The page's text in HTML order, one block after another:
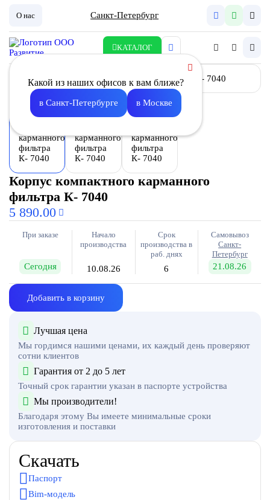
О нас Санкт-Петербург
КАТАЛОГ
Какой из наших офисов к вам ближе?
в Санкт-Петербурге в Москве
Корпус компактного карманного
фильтра К- 7040
5 890.00
При заказе
Сегодня
Начало
производства
10.08.26
Срок
производства в
раб. днях
6
Самовывоз
Санкт-
Петербург
21.08.26
Добавить в корзину
Лучшая цена
Мы гордимся нашими ценами, их каждый день проверяют
сотни клиентов
Гарантия от 2 до 5 лет
Точный срок гарантии указан в паспорте устройства
Мы производители!
Благодаря этому Вы имеете минимальные сроки
изготовления и поставки
Скачать
Паспорт
Bim-модель